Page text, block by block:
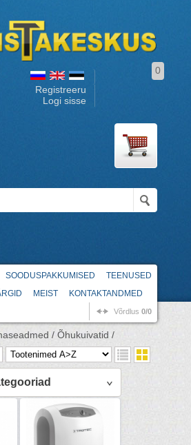
Registreeru
Logi sisse
0
SOODUSPAKKUMISED
TEENUSED
MEIST KONTAKTANDMED
Võrdlus 0/0
/ Õhukuivatid /